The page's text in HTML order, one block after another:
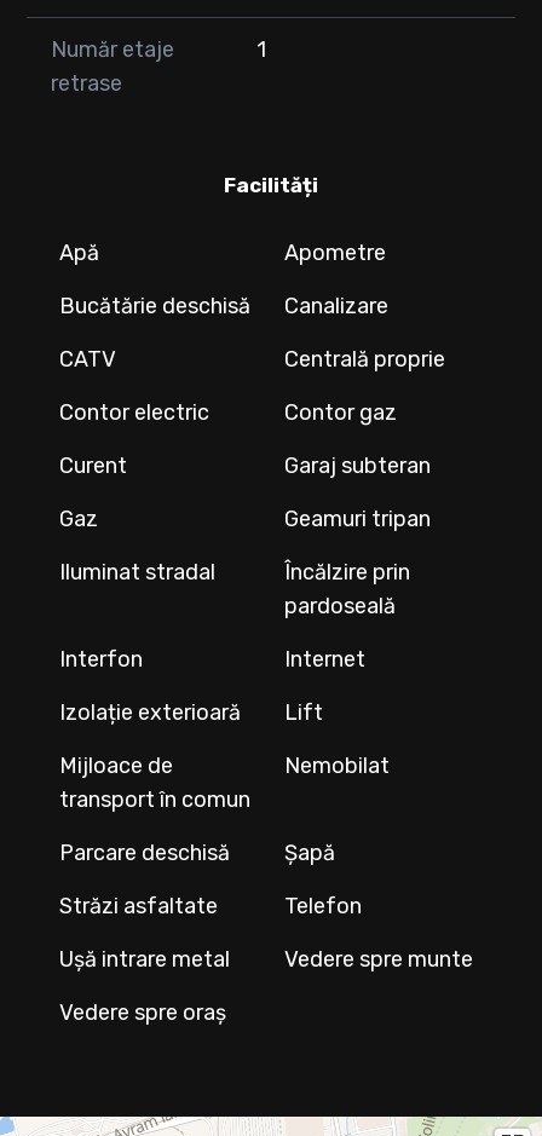
Număr etaje
retrase
1
Facilități
Apă
Apometre
Bucătărie deschisă
Canalizare
CATV
Centrală proprie
Contor electric
Contor gaz
Curent
Garaj subteran
Gaz
Geamuri tripan
Iluminat stradal
Încălzire prin
pardoseală
Interfon
Internet
Izolație exterioară
Lift
Mijloace de
transport în comun
Nemobilat
Parcare deschisă
Șapă
Străzi asfaltate
Telefon
Ușă intrare metal
Vedere spre munte
Vedere spre oraș